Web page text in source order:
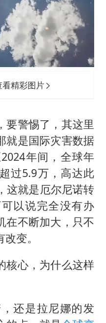
精彩图片
要警惕了，其这里
就是国际灾害数据
年间，全球年
过5.9万，高达此
这就是厄尔尼诺转
以说完全没有办
在不断加大，只不
变。
核心，为什么这样
还是拉尼娜的发